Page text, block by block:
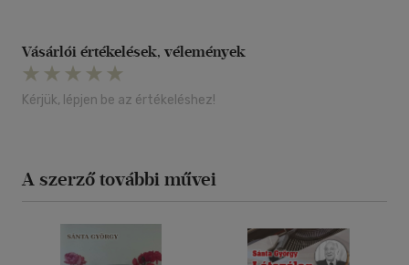
Vásárlói értékelések, vélemények
Kérjük, lépjen be az értékeléshez!
A szerző további művei